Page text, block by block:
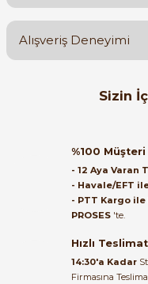
Hızlı kargo için teşekkür
Ö... M... | 10/01/2025
Yorum Yaz
Ürün
Alışveriş Deneyimi
Orijinal kutusuyla ertesi gün
ulaştı elimize. Teşekkürler.
Satıcı ilgili ve çok yardım
bundan mehmet bey ilgi ve
alakası için teşekkür ederim
22/06/2026
Sizin
Panasonic E27 Led Ampul
%100
- 12 Aya Varan
- Havale/EFT
- PTT Kargo
PROSES 'te.
Hızlı Teslimat
14:30'a Kadar
Firmasına